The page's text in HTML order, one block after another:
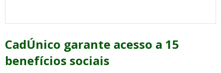
CadÚnico garante acesso a 15
benefícios sociais